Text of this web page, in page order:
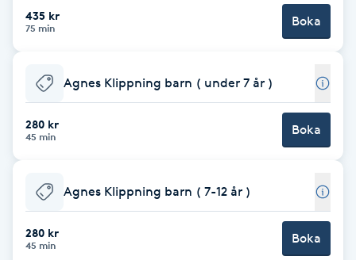
Barber
Barnklippning
BIAB
Blowout
Bottenfärg
435 kr
75 min Boka
Agnes Klippning barn ( under 7 år )
280 kr
45 min Boka
Agnes Klippning barn ( 7-12 år )
280 kr
45 min Boka